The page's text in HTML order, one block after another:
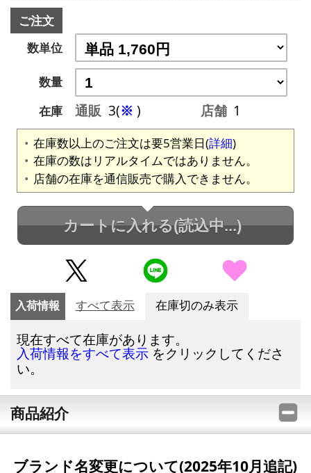
ご注文
数単位
数量
在庫
通販 3(※ ) 店舗 1
在庫数以上のご注文は要5営業日(詳細)
在庫の数はリアルタイムではありません。
店舗の在庫を通信販売で購入できません。
カートに入れる(読込中...)
入荷情報 すべて表示 在庫切のみ表示
現在すべて在庫があります。
入荷情報をすべて表示 をクリックしてくださ
い。
商品紹介
ブランド名変更について(2025年10月追記)